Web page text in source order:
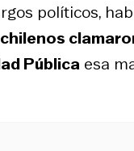
políticos,
Pública esa